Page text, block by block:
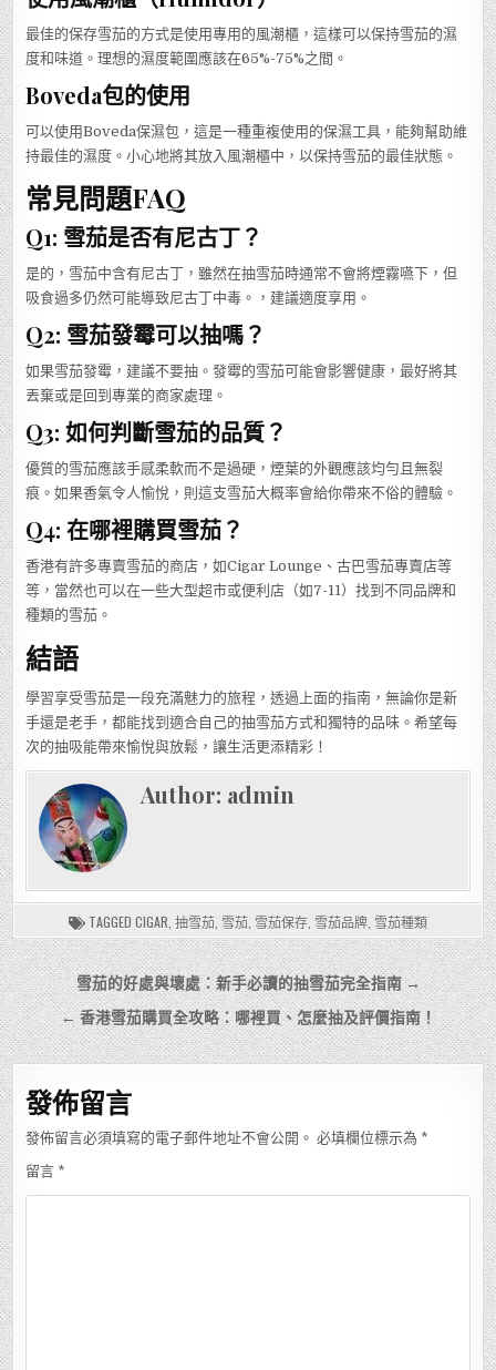
最佳的保存雪茄的方式是使用專用的風潮櫃，這樣可以保持雪茄的濕
度和味道。理想的濕度範圍應該在65%-75%之間。
Boveda包的使用
可以使用Boveda保濕包，這是一種重複使用的保濕工具，能夠幫助維
持最佳的濕度。小心地將其放入風潮櫃中，以保持雪茄的最佳狀態。
常見問題FAQ
Q1: 雪茄是否有尼古丁？
是的，雪茄中含有尼古丁，雖然在抽雪茄時通常不會將煙霧嚥下，但
吸食過多仍然可能導致尼古丁中毒。，建議適度享用。
Q2: 雪茄發霉可以抽嗎？
如果雪茄發霉，建議不要抽。發霉的雪茄可能會影響健康，最好將其
丟棄或是回到專業的商家處理。
Q3: 如何判斷雪茄的品質？
優質的雪茄應該手感柔軟而不是過硬，煙葉的外觀應該均勻且無裂
痕。如果香氣令人愉悅，則這支雪茄大概率會給你帶來不俗的體驗。
Q4: 在哪裡購買雪茄？
香港有許多專賣雪茄的商店，如Cigar Lounge、古巴雪茄專賣店等
等，當然也可以在一些大型超市或便利店（如7-11）找到不同品牌和
種類的雪茄。
結語
學習享受雪茄是一段充滿魅力的旅程，透過上面的指南，無論你是新
手還是老手，都能找到適合自己的抽雪茄方式和獨特的品味。希望每
次的抽吸能帶來愉悅與放鬆，讓生活更添精彩！
Author: admin
TAGGED CIGAR 抽雪茄 雪茄 雪茄保存 雪茄品牌 雪茄種類
文
章
導
覽
雪茄的好處與壞處：新手必讀的抽雪茄完全指南 →
← 香港雪茄購買全攻略：哪裡買、怎麼抽及評價指南！
發佈留言
發佈留言必須填寫的電子郵件地址不會公開。 必填欄位標示為 *
留言 *